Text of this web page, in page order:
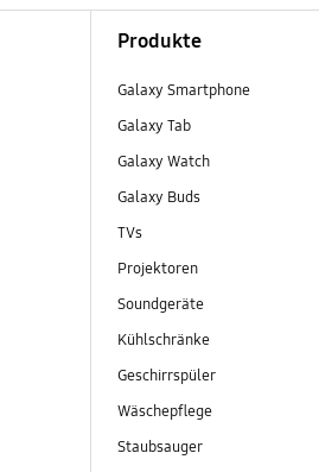
Produkte
Galaxy Smartphone
Galaxy Tab
Galaxy Watch
Galaxy Buds
TVs
Projektoren
Soundgeräte
Kühlschränke
Geschirrspüler
Wäschepflege
Staubsauger